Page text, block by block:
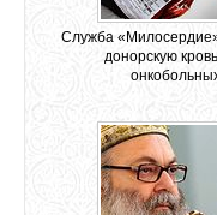
Служба
донорскую